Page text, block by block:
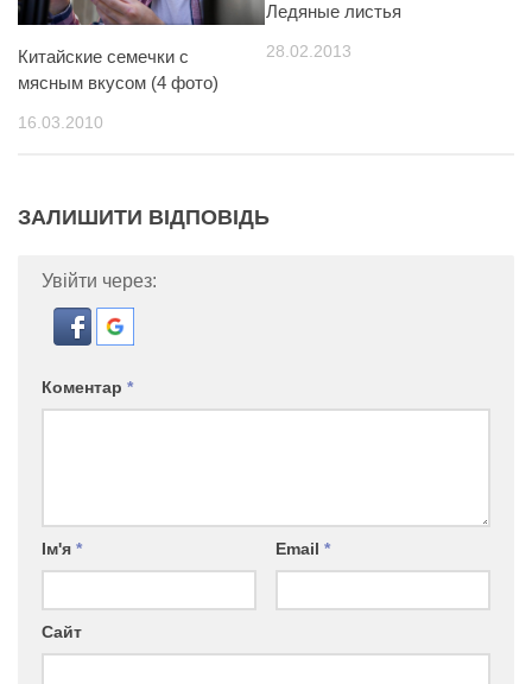
Китайские семечки с
мясным вкусом (4 фото)
16.03.2010
Ледяные листья
28.02.2013
ЗАЛИШИТИ ВІДПОВІДЬ
Увійти через:
Коментар *
Ім'я * Email *
Сайт